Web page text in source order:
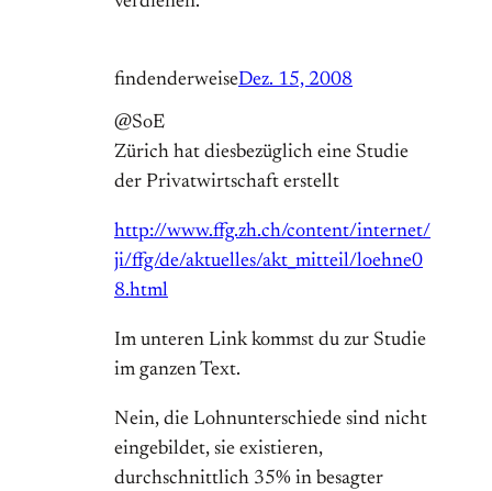
findenderweiseDez. 15, 2008
@SoE
Zürich hat diesbezüglich eine Studie
der Privatwirtschaft erstellt
http://www.ffg.zh.ch/content/internet/
ji/ffg/de/aktuelles/akt_mitteil/loehne0
8.html
Im unteren Link kommst du zur Studie
im ganzen Text.
Nein, die Lohnunterschiede sind nicht
eingebildet, sie existieren,
durchschnittlich 35% in besagter